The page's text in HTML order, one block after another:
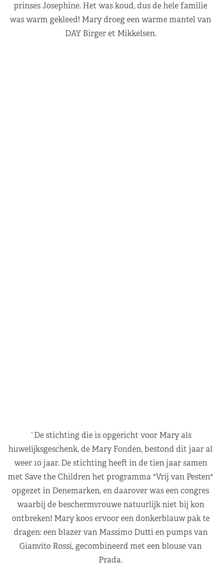
prinses Josephine. Het was koud, dus de hele familie
was warm gekleed! Mary droeg een warme mantel van
DAY Birger et Mikkelsen.
`De stichting die is opgericht voor Mary als
huwelijksgeschenk, de Mary Fonden, bestond dit jaar al
weer 10 jaar. De stichting heeft in de tien jaar samen
met Save the Children het programma "Vrij van Pesten"
opgezet in Denemarken, en daarover was een congres
waarbij de beschermvrouwe natuurlijk niet bij kon
ontbreken! Mary koos ervoor een donkerblauw pak te
dragen: een blazer van Massimo Dutti en pumps van
Gianvito Rossi, gecombineerd met een blouse van
Prada.